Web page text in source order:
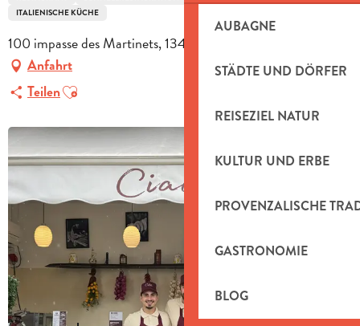
AUBAGNE
STÄDTE UND DÖRFER
REISEZIEL NATUR
KULTUR UND ERBE
PROVENZALISCHE
GASTRONOMIE
BLOG
ITALIENISCHE KÜCHE
100 impasse des Martinets, 13400 Aubagne
Anfahrt
TeilenAjouter aux favoris